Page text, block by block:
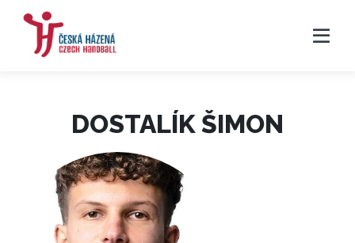
DOSTALÍK ŠIMON